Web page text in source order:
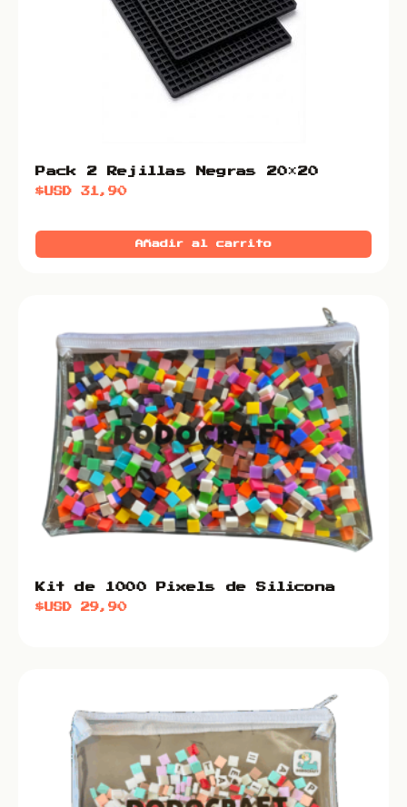
Pack 2 Rejillas Negras 20×20
$USD31,90
Añadir al carrito
Kit de 1000 Pixels de Silicona
$USD29,90